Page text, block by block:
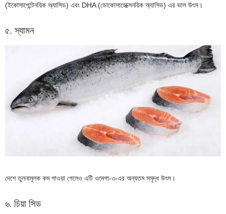
(ইকোসাপেন্টেনয়িক অ্যাসিড) এবং DHA (ডোকোসাহেক্সেনয়িক অ্যাসিড) এর ভাল উৎস।
৫. স্যামন
দেশে তুলনামূলক কম পাওয়া গেলেও এটি ওমেগা-৩-এর অন্যতম সমৃদ্ধ উৎস।
৬. চিয়া সিড